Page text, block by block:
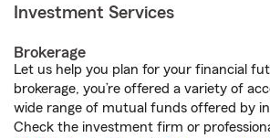
Investment Services
Brokerage
Let us help you plan for your financial
brokerage, you’re offered a variety of
wide range of mutual funds offered by
Check the investment firm or